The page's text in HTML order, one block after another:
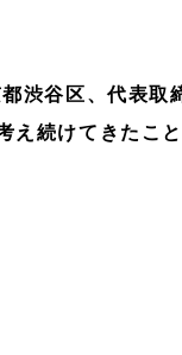
渋谷区、代表取
え続けてきたこ